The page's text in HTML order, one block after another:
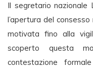
Il segretario nazionale
l’apertura del
motivata fino alla
scoperto questa
contestazione